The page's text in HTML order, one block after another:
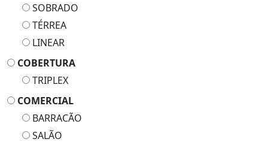
SOBRADO
TÉRREA
LINEAR
COBERTURA
TRIPLEX
COMERCIAL
BARRACÃO
SALÃO